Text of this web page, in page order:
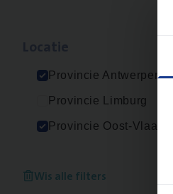
Provincie Antwerpen
Provincie Limburg
Provincie Oost-
Wis alle filters